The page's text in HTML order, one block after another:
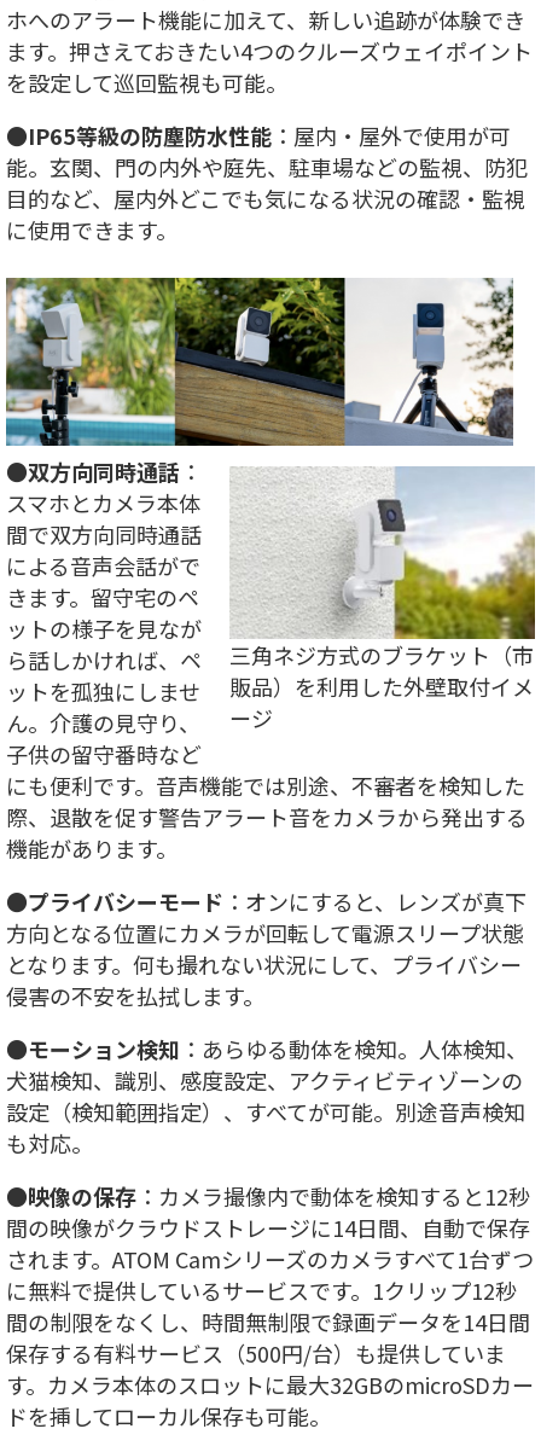
ホへのアラート機能に加えて、新しい追跡が体験でき
ます。押さえておきたい4つのクルーズウェイポイント
を設定して巡回監視も可能。
●IP65等級の防塵防水性能 ：屋内・屋外で使用が可
能。玄関、門の内外や庭先、駐車場などの監視、防犯
目的など、屋内外どこでも気になる状況の確認・監視
に使用できます。
三角ネジ方式のブラケット（市
販品）を利用した外壁取付イメ
ージ
●双方向同時通話 ：
スマホとカメラ本体
間で双方向同時通話
による音声会話がで
きます。留守宅のペ
ットの様子を見なが
ら話しかければ、ペ
ットを孤独にしませ
ん。介護の見守り、
子供の留守番時など
にも便利です。音声機能では別途、不審者を検知した
際、退散を促す警告アラート音をカメラから発出する
機能があります。
●プライバシーモード ：オンにすると、レンズが真下
方向となる位置にカメラが回転して電源スリープ状態
となります。何も撮れない状況にして、プライバシー
侵害の不安を払拭します。
●モーション検知 ：あらゆる動体を検知。人体検知、
犬猫検知、識別、感度設定、アクティビティゾーンの
設定（検知範囲指定）、すべてが可能。別途音声検知
も対応。
●映像の保存 ：カメラ撮像内で動体を検知すると12秒
間の映像がクラウドストレージに14日間、自動で保存
されます。ATOM Camシリーズのカメラすべて1台ずつ
に無料で提供しているサービスです。1クリップ12秒
間の制限をなくし、時間無制限で録画データを14日間
保存する有料サービス（500円/台）も提供していま
す。カメラ本体のスロットに最大32GBのmicroSDカー
ドを挿してローカル保存も可能。